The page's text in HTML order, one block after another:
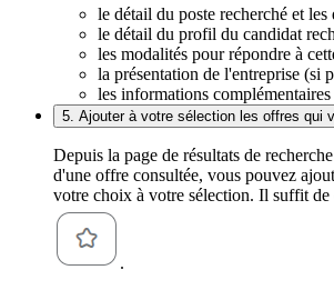
le détail du poste recherché et les
le détail du profil du candidat
les modalités pour répondre à
la présentation de l'entreprise (si
les informations complémentaires
5. Ajouter à votre sélection les offres qui
Depuis la page de résultats de
d'une offre consultée, vous pouvez
votre choix à votre sélection. Il suffit
.